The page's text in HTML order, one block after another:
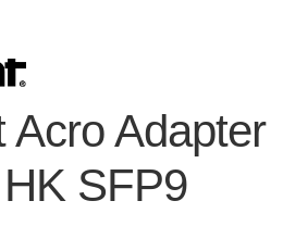
Acro Adapter
SFP9